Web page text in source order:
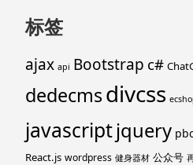
标签
ajax api Bootstrap c#
dedecmsdivcss
javascriptjquery
React.js wordpress 健身器材 公众号